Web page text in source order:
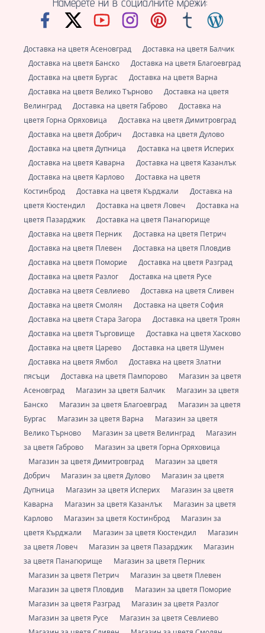
Доставка на цветя Асеновград
Доставка на цветя Балчик
Доставка на цветя Банско
Доставка на цветя Благоевград
Доставка на цветя Бургас
Доставка на цветя Варна
Доставка на цветя Велико Търново
Доставка на цветя
Велинград
Доставка на цветя Габрово
Доставка на
цветя Горна Оряховица
Доставка на цветя Димитровград
Доставка на цветя Добрич
Доставка на цветя Дулово
Доставка на цветя Дупница
Доставка на цветя Исперих
Доставка на цветя Каварна
Доставка на цветя Казанлък
Доставка на цветя Карлово
Доставка на цветя
Костинброд
Доставка на цветя Кърджали
Доставка на
цветя Кюстендил
Доставка на цветя Ловеч
Доставка на
цветя Пазарджик
Доставка на цветя Панагюрище
Доставка на цветя Перник
Доставка на цветя Петрич
Доставка на цветя Плевен
Доставка на цветя Пловдив
Доставка на цветя Поморие
Доставка на цветя Разград
Доставка на цветя Разлог
Доставка на цветя Русе
Доставка на цветя Севлиево
Доставка на цветя Сливен
Доставка на цветя Смолян
Доставка на цветя София
Доставка на цветя Стара Загора
Доставка на цветя Троян
Доставка на цветя Търговище
Доставка на цветя Хасково
Доставка на цветя Царево
Доставка на цветя Шумен
Доставка на цветя Ямбол
Доставка на цветя Златни
пясъци
Доставка на цветя Пампорово
Магазин за цветя
Асеновград
Магазин за цветя Балчик
Магазин за цветя
Банско
Магазин за цветя Благоевград
Магазин за цветя
Бургас
Магазин за цветя Варна
Магазин за цветя
Велико Търново
Магазин за цветя Велинград
Магазин
за цветя Габрово
Магазин за цветя Горна Оряховица
Магазин за цветя Димитровград
Магазин за цветя
Добрич
Магазин за цветя Дулово
Магазин за цветя
Дупница
Магазин за цветя Исперих
Магазин за цветя
Каварна
Магазин за цветя Казанлък
Магазин за цветя
Карлово
Магазин за цветя Костинброд
Магазин за
цветя Кърджали
Магазин за цветя Кюстендил
Магазин
за цветя Ловеч
Магазин за цветя Пазарджик
Магазин
за цветя Панагюрище
Магазин за цветя Перник
Магазин за цветя Петрич
Магазин за цветя Плевен
Магазин за цветя Пловдив
Магазин за цветя Поморие
Магазин за цветя Разград
Магазин за цветя Разлог
Магазин за цветя Русе
Магазин за цветя Севлиево